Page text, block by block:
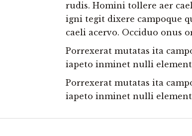
rudis. Homini tollere aer
igni tegit dixere campoque
caeli acervo. Occiduo onus
Porrexerat mutatas ita
iapeto inminet nulli
Porrexerat mutatas ita
iapeto inminet nulli